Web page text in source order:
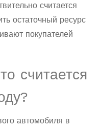
считается
остаточный ресурс
покупателей
считается
автомобиля в